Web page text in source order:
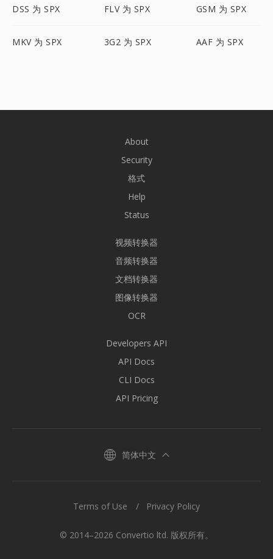
DSS 为 SPX FLV 为 SPX GSM 为 SPX
MKV 为 SPX 3G2 为 SPX AAF 为 SPX
About
Security
格式
Help
Status
视频转换器
音频转换器
文档转换器
图像转换器
OCR
Developers API
API Docs
CLI Docs
API Pricing
简体中文
© 2014–2026 Convertio ltd. 版权所有。
Terms of Use Privacy Policy